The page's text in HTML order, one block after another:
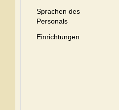
Sprachen des
Personals
Einrichtungen